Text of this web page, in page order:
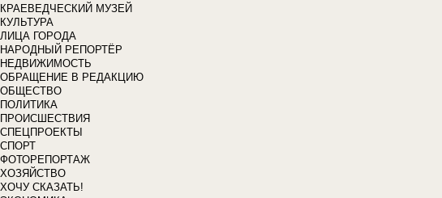
КРАЕВЕДЧЕСКИЙ МУЗЕЙ
КУЛЬТУРА
ЛИЦА ГОРОДА
НАРОДНЫЙ РЕПОРТЁР
НЕДВИЖИМОСТЬ
ОБРАЩЕНИЕ В РЕДАКЦИЮ
ОБЩЕСТВО
ПОЛИТИКА
ПРОИСШЕСТВИЯ
СПЕЦПРОЕКТЫ
СПОРТ
ФОТОРЕПОРТАЖ
ХОЗЯЙСТВО
ХОЧУ СКАЗАТЬ!